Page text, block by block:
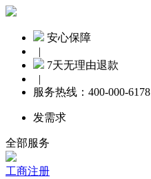
安心保障
|
7天无理由退款
|
服务热线： 400-000-6178
发需求
全部服务
工商注册